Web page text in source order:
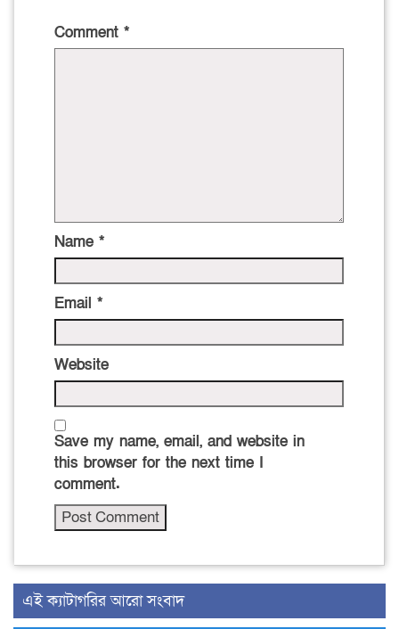
Comment *
Name *
Email *
Website
Save my name, email, and website in
this browser for the next time I
comment.
‍এই ক্যাটাগরির ‍আরো সংবাদ